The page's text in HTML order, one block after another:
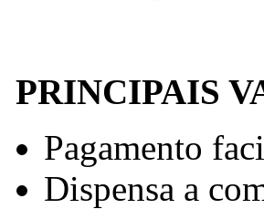
PRINCIPAIS
Pagamento
Dispensa a